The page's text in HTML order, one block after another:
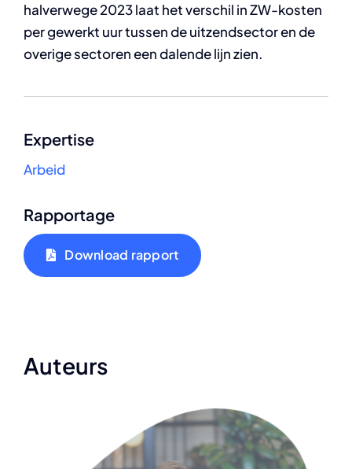
halverwege 2023 laat het verschil in ZW-kosten
per gewerkt uur tussen de uitzendsector en de
overige sectoren een dalende lijn zien.
Expertise
Arbeid
Rapportage
Download rapport
Auteurs